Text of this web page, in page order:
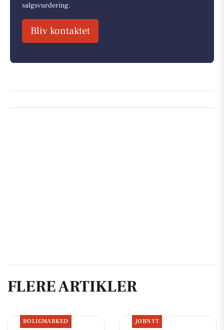
salgsvurdering.
Bliv kontaktet
FLERE ARTIKLER
BOLIGMARKED JOBNYT